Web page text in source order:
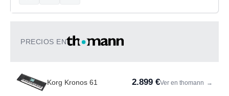
PRECIOS EN
Korg Kronos 61 2.899 €Ver en thomann →